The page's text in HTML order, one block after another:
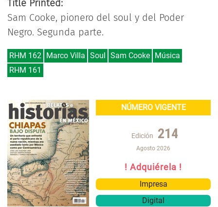
Title Printed:
Sam Cooke, pionero del soul y del Poder
Negro. Segunda parte.
RHM 162 Marco Villa Soul Sam Cooke Música
RHM 161
NÚMERO VIGENTE
Edición 214
Agosto 2026
! Adquiérela !
Impresa
Digital